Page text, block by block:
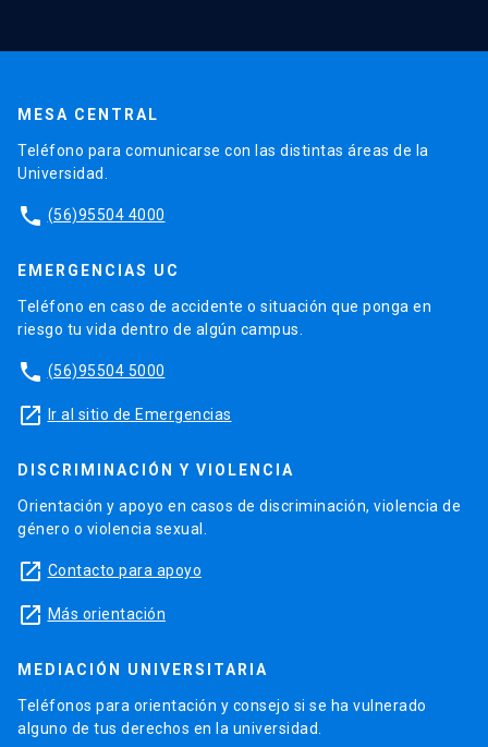
MESA CENTRAL
Teléfono para comunicarse con las distintas áreas de la
Universidad.
phone (56)95504 4000
EMERGENCIAS UC
Teléfono en caso de accidente o situación que ponga en
riesgo tu vida dentro de algún campus.
phone (56)95504 5000
launch Ir al sitio de Emergencias
DISCRIMINACIÓN Y VIOLENCIA
Orientación y apoyo en casos de discriminación, violencia de
género o violencia sexual.
launch Contacto para apoyo
launch Más orientación
MEDIACIÓN UNIVERSITARIA
Teléfonos para orientación y consejo si se ha vulnerado
alguno de tus derechos en la universidad.